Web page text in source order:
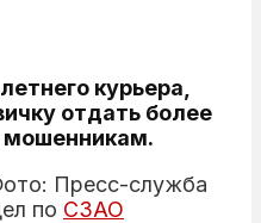
курьера,
отдать более
мошенникам.
Пресс-служба
по СЗАО